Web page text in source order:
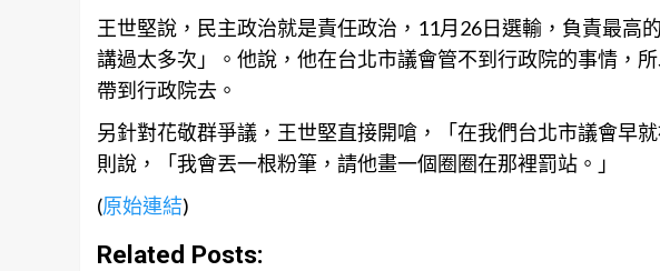
王世堅說，民主政治就是責任政治，11月26日選輸，負責最高
講過太多次」。他說，他在台北市議會管不到行政院的事情，
帶到行政院去。
另針對花敬群爭議，王世堅直接開嗆，「在我們台北市議會早
則說，「我會丟一根粉筆，請他畫一個圈圈在那裡罰站。」
(原始連結)
Related Posts: